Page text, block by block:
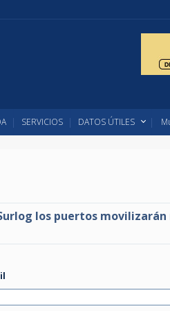
SERVICIOS DATOS ÚTILES
los puertos